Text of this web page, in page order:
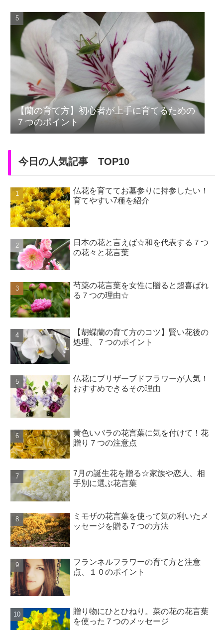
【蘭の育て方】初心者が上手に育てるための
７つのポイント
今日の人気記事 TOP10
仏花を育ててお墓参りに持参したい！
育てやすい7種を紹介
日本の花と言えば☆和を代表する７つ
の花々と花言葉
芍薬の花言葉を女性に贈ると超喜ばれ
る７つの理由☆
【胡蝶蘭の育て方のコツ】賢い花後の
処理、７つのポイント
仏花にブリザーブドフラワーが人気！
おすすめできるその理由
黄色いバラの花言葉に気を付けて！花
贈り７つの注意点
7月の誕生花を贈る☆家族や恋人、相
手別に選ぶ花言葉
ミモザの花言葉を使って気の利いたメ
ッセージを贈る７つの方法
フランネルフラワーの育て方と注意
点、１０のポイント
贈り物にひとひねり。菜の花の花言葉
を使った７つのメッセージ